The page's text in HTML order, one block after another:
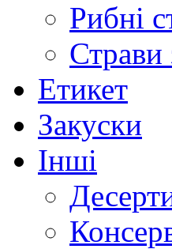
Рибні
Страви
Етикет
Закуски
Інші